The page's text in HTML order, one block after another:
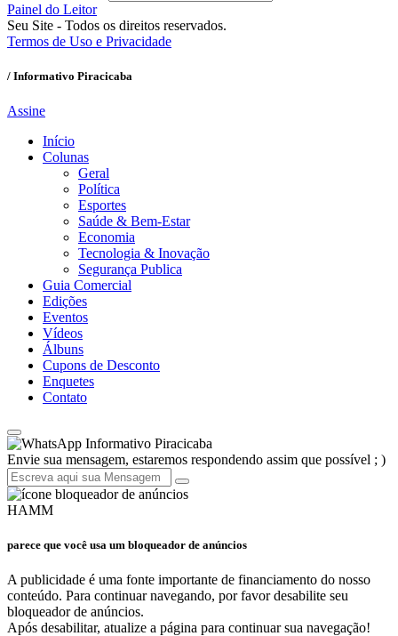
Painel do Leitor
Seu Site - Todos os direitos reservados.
Termos de Uso e Privacidade
/ Informativo Piracicaba
Assine
Início
Colunas
Geral
Política
Esportes
Saúde & Bem-Estar
Economia
Tecnologia & Inovação
Segurança Publica
Guia Comercial
Edições
Eventos
Vídeos
Álbuns
Cupons de Desconto
Enquetes
Contato
Informativo Piracicaba
Envie sua mensagem, estaremos respondendo assim que possível ; )
HAMM
parece que você usa um bloqueador de anúncios
A publicidade é uma fonte importante de financiamento do nosso
conteúdo. Para continuar navegando, por favor desabilite seu
bloqueador de anúncios.
Após desabilitar, atualize a página para continuar sua navegação!